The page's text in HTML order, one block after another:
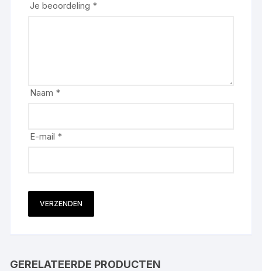
Je beoordeling *
Naam *
E-mail *
GERELATEERDE PRODUCTEN